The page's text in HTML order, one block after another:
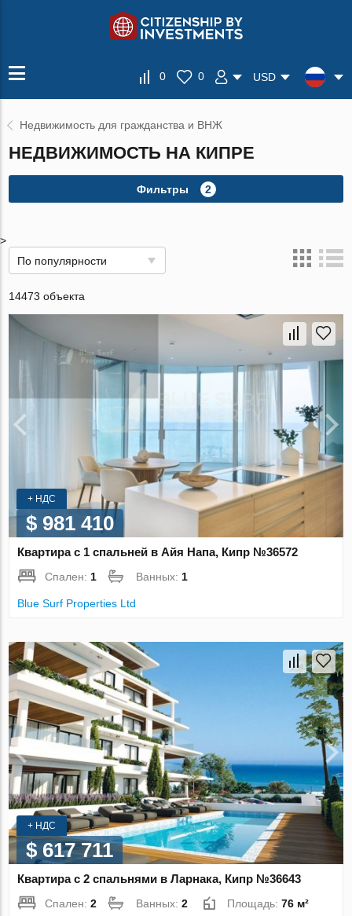
0 0 USD
Недвижимость для гражданства и ВНЖ
НЕДВИЖИМОСТЬ НА КИПРЕ
Фильтры 2
>
По популярности
14473 объекта
+ НДС
$ 981 410
Квартира с 1 спальней в Айя Напа, Кипр №36572
Спален: 1 Ванных: 1
Blue Surf Properties Ltd
+ НДС
$ 617 711
Квартира с 2 спальнями в Ларнака, Кипр №36643
Спален:2 Ванных:2 Площадь:76 м²